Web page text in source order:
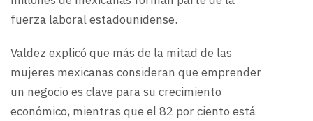
fuerza laboral estadounidense.
Valdez explicó que más de la mitad de las
mujeres mexicanas consideran que emprender
un negocio es clave para su crecimiento
económico, mientras que el 82 por ciento está